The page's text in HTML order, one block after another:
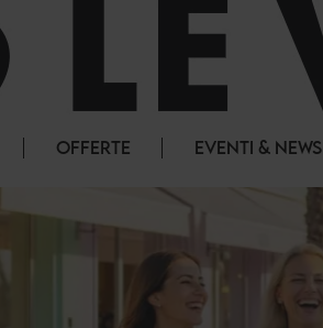
OFFERTE EVENTI & NEWS